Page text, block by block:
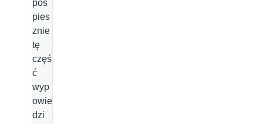
pos
pies
znie
tę
częś
ć
wyp
owie
dzi